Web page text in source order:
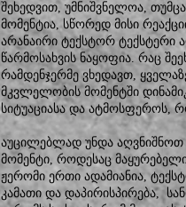
შეხედვით, უმნიშვნელოა,
მომენტია, სწორედ მისი
არანაირი ტექსტორ ტექსტერი
წარმოსახვის ნაყოფია. რაც
რამდენჯერმე ვხედავთ,
მკვლელობის მომენტში
სიტუაციასა და ატმოსფეროს,
აუცილებლად უნდა აღვნიშნოთ
მომენტი, როდესაც
ჟერომი ერთი ადამიანია,
კამათი და დაპირისპირება,